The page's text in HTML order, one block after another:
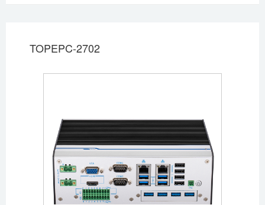
TOPEPC-2702